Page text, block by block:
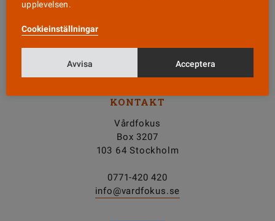
Tipsa oss!
KONTAKT
Vårdfokus
Box 3207
103 64 Stockholm
0771-420 420
info@vardfokus.se
upplevelsen.
Cookieinställningar
Avvisa Acceptera